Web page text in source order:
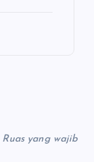
Ruas yang wajib